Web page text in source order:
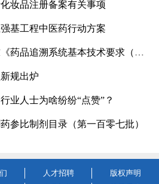
妆品注册备案有关事项
基工程中医药行动方案
系统基本技术要求（修订征求意见稿）》意见
规出炉
业人士为啥纷纷“点赞”？
参比制剂目录（第一百零七批）
人才招聘
版权声明